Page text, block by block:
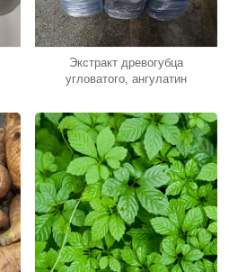
Экстракт древогубца
угловатого, ангулатин